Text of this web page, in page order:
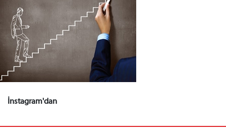
İnstagram'dan